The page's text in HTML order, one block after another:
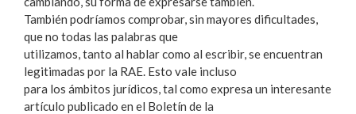
También podríamos comprobar, sin mayores dificultades,
que no todas las palabras que
utilizamos, tanto al hablar como al escribir, se encuentran
legitimadas por la RAE. Esto vale incluso
para los ámbitos jurídicos, tal como expresa un interesante
artículo publicado en el Boletín de la